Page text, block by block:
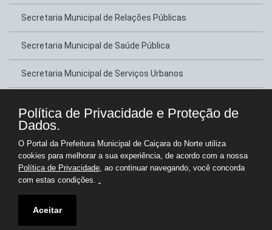
Secretaria Municipal de Relações Públicas
Secretaria Municipal de Saúde Pública
Secretaria Municipal de Serviços Urbanos
Secretaria Municipal de Tributação
Secretaria Municipal de Turismo e Lazer
Política de Privacidade e Proteção de
Dados.
O Portal da Prefeitura Municipal de Caiçara do Norte utiliza
cookies para melhorar a sua experiência, de acordo com a nossa
Política de Privacidade, ao continuar navegando, você concorda
com estas condições. .
Aceitar